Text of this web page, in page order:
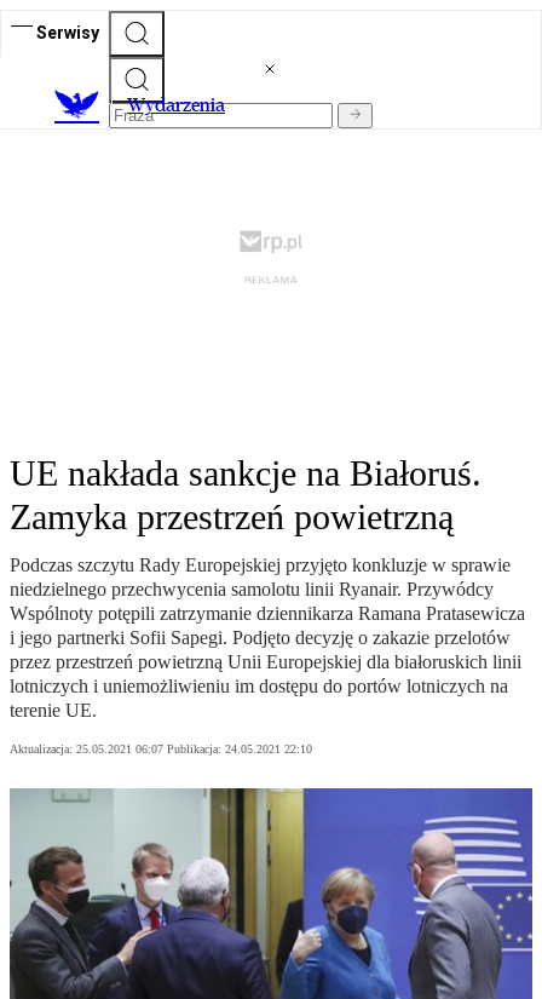
Serwisy
Wydarzenia
UE nakłada sankcje na Białoruś.
Zamyka przestrzeń powietrzną
Podczas szczytu Rady Europejskiej przyjęto konkluzje w sprawie
niedzielnego przechwycenia samolotu linii Ryanair. Przywódcy
Wspólnoty potępili zatrzymanie dziennikarza Ramana Pratasewicza
i jego partnerki Sofii Sapegi. Podjęto decyzję o zakazie przelotów
przez przestrzeń powietrzną Unii Europejskiej dla białoruskich linii
lotniczych i uniemożliwieniu im dostępu do portów lotniczych na
terenie UE.
Aktualizacja: 25.05.2021 06:07 Publikacja: 24.05.2021 22:10